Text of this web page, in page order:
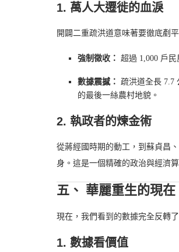
1. 萬人大遷徙的血淚
開闢二重疏洪道意味著要徹底剷
強制徵收： 超過 1,000 戶
數據震撼：
疏洪道全長 7.7
的最後一絲農村地貌。
2. 執政者的煉金術
從蔣經國時期的動工，到蘇貞昌
身。這是一個精確的政治與經濟
五、 華麗重生的現
現在，我們看到的數據完全反轉了
1. 數據看價值